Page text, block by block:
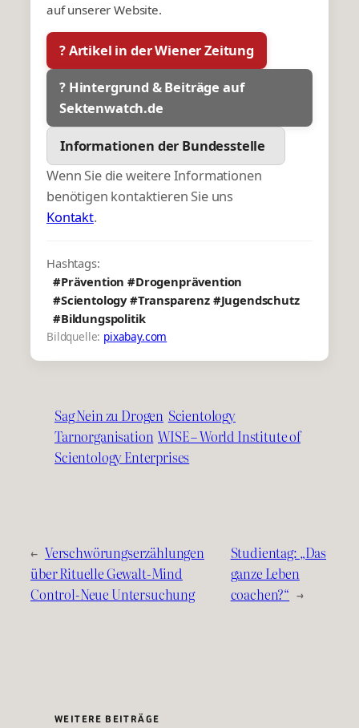
auf unserer Website.
? Artikel in der Wiener Zeitung
? Hintergrund & Beiträge auf
Sektenwatch.de
Informationen der Bundesstelle
Wenn Sie die weitere Informationen
benötigen kontaktieren Sie uns
Kontakt.
Hashtags:
#Prävention #Drogenprävention
#Scientology #Transparenz #Jugendschutz
#Bildungspolitik
Bildquelle: pixabay.com
Sag Nein zu Drogen Scientology
Tarnorganisation WISE – World Institute of
Scientology Enterprises
← Verschwörungserzählungen
über Rituelle Gewalt-Mind
Control-Neue Untersuchung
Studientag: „Das
ganze Leben
coachen?“ →
WEITERE BEITRÄGE